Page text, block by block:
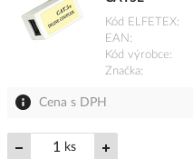
Kód ELFETEX
EAN
Kód výrobce
Značka
Cena s DPH
ks